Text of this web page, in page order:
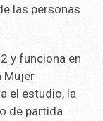
las personas
y funciona en
Mujer
el estudio, la
de partida